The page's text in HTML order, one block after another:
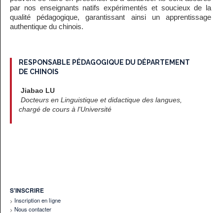
par nos enseignants natifs expérimentés et soucieux de la
qualité pédagogique, garantissant ainsi un apprentissage
authentique du chinois.
RESPONSABLE PÉDAGOGIQUE DU DÉPARTEMENT
DE CHINOIS
Jiabao LU
Docteurs en Linguistique et didactique des langues,
chargé de cours à l'Université
S'INSCRIRE
Inscription en ligne
Nous contacter